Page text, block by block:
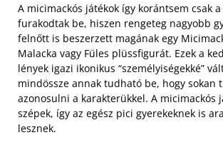
A micimackós játékok így korántsem csak
furakodtak be, hiszen rengeteg nagyobb
felnőtt is beszerzett magának egy
Malacka vagy Füles plüssfigurát. Ezek a
lények igazi ikonikus “személyiségekké”
mindössze annak tudható be, hogy sokan
azonosulni a karakterükkel. A micimackós
szépek, így az egész pici gyerekeknek is
lesznek.